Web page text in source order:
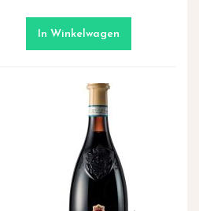
In Winkelwagen